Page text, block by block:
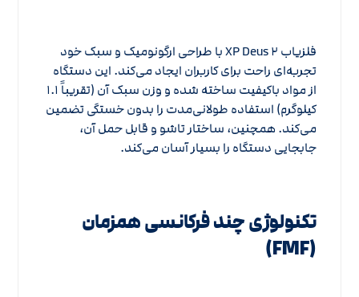
فلزیاب XP Deus ۲ با طراحی ارگونومیک و سبک خود
تجربه‌ای راحت برای کاربران ایجاد می‌کند. این دستگاه
از مواد باکیفیت ساخته شده و وزن سبک آن (تقریباً ۱.۱
کیلوگرم) استفاده طولانی‌مدت را بدون خستگی تضمین
می‌کند. همچنین، ساختار تاشو و قابل حمل آن،
جابجایی دستگاه را بسیار آسان می‌کند.
تکنولوژی چند فرکانسی همزمان
(FMF)